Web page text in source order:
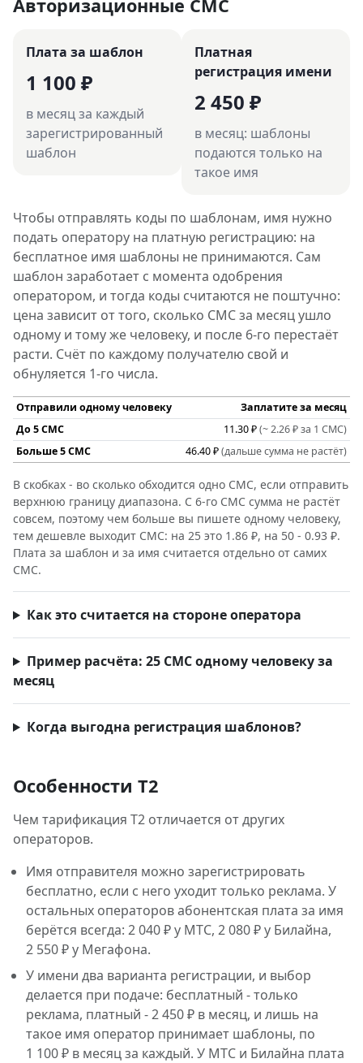
Авторизационные СМС
Плата за шаблон
1 100 ₽
в месяц за каждый
зарегистрированный
шаблон
Платная
регистрация имени
2 450 ₽
в месяц: шаблоны
подаются только на
такое имя
Чтобы отправлять коды по шаблонам, имя нужно
подать оператору на платную регистрацию: на
бесплатное имя шаблоны не принимаются. Сам
шаблон заработает с момента одобрения
оператором, и тогда коды считаются не поштучно:
цена зависит от того, сколько СМС за месяц ушло
одному и тому же человеку, и после 6-го перестаёт
расти. Счёт по каждому получателю свой и
обнуляется 1-го числа.
Отправили одному человеку
Заплатите за месяц
До 5 СМС
11.30 ₽(~ 2.26 ₽ за 1 СМС)
Больше 5 СМС
46.40 ₽(дальше сумма не растёт)
В скобках - во сколько обходится одно СМС, если отправить
верхнюю границу диапазона. С 6-го СМС сумма не растёт
совсем, поэтому чем больше вы пишете одному человеку,
тем дешевле выходит СМС: на 25 это 1.86 ₽, на 50 - 0.93 ₽.
Плата за шаблон и за имя считается отдельно от самих
СМС.
Как это считается на стороне оператора
Пример расчёта: 25 СМС одному человеку за
месяц
Когда выгодна регистрация шаблонов?
Особенности Т2
Чем тарификация Т2 отличается от других
операторов.
Имя отправителя можно зарегистрировать
бесплатно, если с него уходит только реклама. У
остальных операторов абонентская плата за имя
берётся всегда: 2 040 ₽ у МТС, 2 080 ₽ у Билайна,
2 550 ₽ у Мегафона.
У имени два варианта регистрации, и выбор
делается при подаче: бесплатный - только
реклама, платный - 2 450 ₽ в месяц, и лишь на
такое имя оператор принимает шаблоны, по
1 100 ₽ в месяц за каждый. У МТС и Билайна плата